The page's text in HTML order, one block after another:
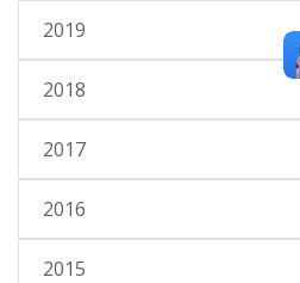
2019
2018
2017
2016
2015